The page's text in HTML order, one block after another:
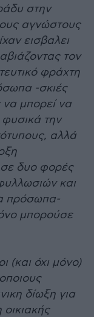
στην
αγνώστους
εισβαλει
τον
φράχτη
-σκιές
μπορεί να
φυσικά την
αλλά
δυο φορές
και
πρόσωπα-
μπορούσε
(και όχι μόνο)
δίωξη για